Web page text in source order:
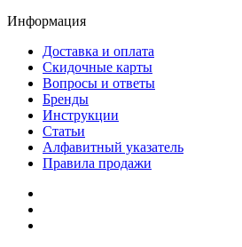
Информация
Доставка и оплата
Скидочные карты
Вопросы и ответы
Бренды
Инструкции
Статьи
Алфавитный указатель
Правила продажи